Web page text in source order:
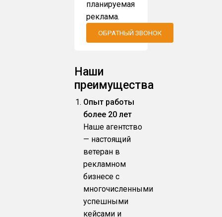
планируемая
реклама.
ОБРАТНЫЙ ЗВОНОК
Наши
преимущества
Опыт работы
более 20 лет
Наше агентство
— настоящий
ветеран в
рекламном
бизнесе с
многочисленными
успешными
кейсами и